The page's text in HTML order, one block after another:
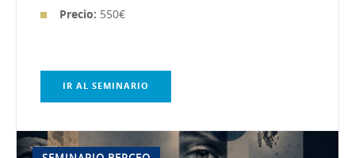
Precio: 550€
IR AL SEMINARIO